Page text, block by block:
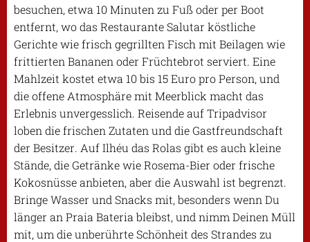
besuchen, etwa 10 Minuten zu Fuß oder per Boot
entfernt, wo das Restaurante Salutar köstliche
Gerichte wie frisch gegrillten Fisch mit Beilagen wie
frittierten Bananen oder Früchtebrot serviert. Eine
Mahlzeit kostet etwa 10 bis 15 Euro pro Person, und
die offene Atmosphäre mit Meerblick macht das
Erlebnis unvergesslich. Reisende auf Tripadvisor
loben die frischen Zutaten und die Gastfreundschaft
der Besitzer. Auf Ilhéu das Rolas gibt es auch kleine
Stände, die Getränke wie Rosema-Bier oder frische
Kokosnüsse anbieten, aber die Auswahl ist begrenzt.
Bringe Wasser und Snacks mit, besonders wenn Du
länger an Praia Bateria bleibst, und nimm Deinen Müll
mit, um die unberührte Schönheit des Strandes zu